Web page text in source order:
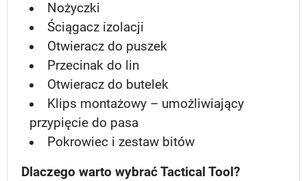
Nożyczki
Ściągacz izolacji
Otwieracz do puszek
Przecinak do lin
Otwieracz do butelek
Klips montażowy – umożliwiający
przypięcie do pasa
Pokrowiec i zestaw bitów
Dlaczego warto wybrać Tactical Tool?